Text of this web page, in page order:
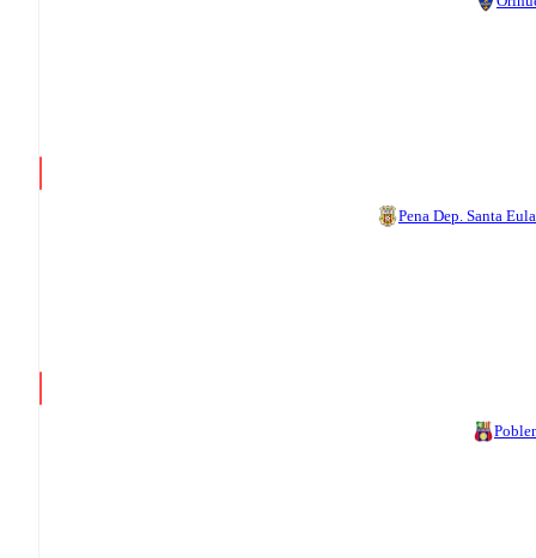
Pena Dep. Santa